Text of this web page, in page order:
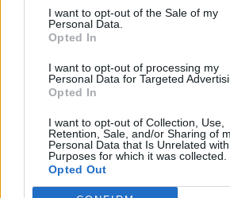
I want to opt-out of the Sale of my
Personal Data.
Opted In
I want to opt-out of processing my
Personal Data for Targeted
Opted In
I want to opt-out of Collection, Use,
Retention, Sale, and/or Sharing of
Personal Data that Is Unrelated
Purposes for which it was collected.
Opted Out
S. Cichanouskajos įspėjimas:
tapti V. Putino „paguodos